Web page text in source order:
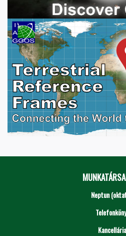
Neptun
Kancellária